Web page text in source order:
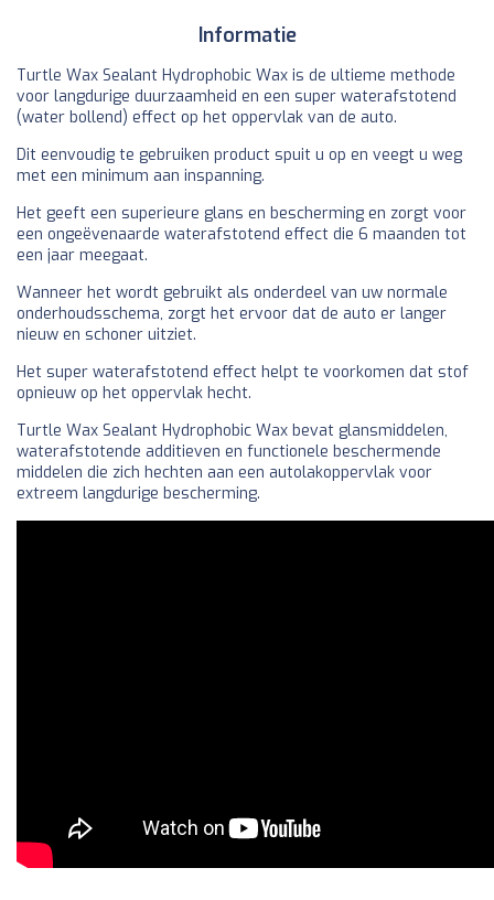
Informatie
Turtle Wax Sealant Hydrophobic Wax is de ultieme methode
voor langdurige duurzaamheid en een super waterafstotend
(water bollend) effect op het oppervlak van de auto.
Dit eenvoudig te gebruiken product spuit u op en veegt u weg
met een minimum aan inspanning.
Het geeft een superieure glans en bescherming en zorgt voor
een ongeëvenaarde waterafstotend effect die 6 maanden tot
een jaar meegaat.
Wanneer het wordt gebruikt als onderdeel van uw normale
onderhoudsschema, zorgt het ervoor dat de auto er langer
nieuw en schoner uitziet.
Het super waterafstotend effect helpt te voorkomen dat stof
opnieuw op het oppervlak hecht.
Turtle Wax Sealant Hydrophobic Wax bevat glansmiddelen,
waterafstotende additieven en functionele beschermende
middelen die zich hechten aan een autolakoppervlak voor
extreem langdurige bescherming.